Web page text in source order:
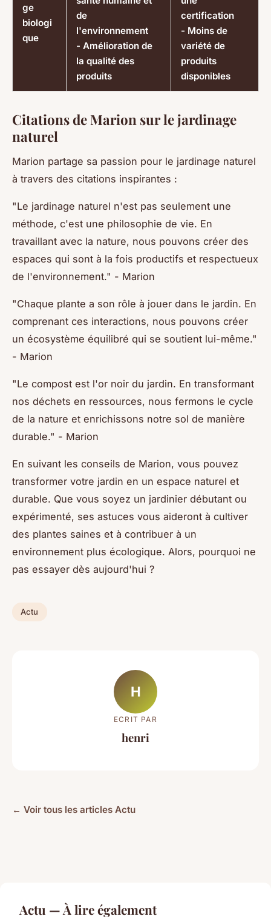
ge
biologi
que
de
l'environnement
- Amélioration de
la qualité des
produits
certification
- Moins de
variété de
produits
disponibles
Citations de Marion sur le jardinage
naturel
Marion partage sa passion pour le jardinage naturel
à travers des citations inspirantes :
"Le jardinage naturel n'est pas seulement une
méthode, c'est une philosophie de vie. En
travaillant avec la nature, nous pouvons créer des
espaces qui sont à la fois productifs et respectueux
de l'environnement." - Marion
"Chaque plante a son rôle à jouer dans le jardin. En
comprenant ces interactions, nous pouvons créer
un écosystème équilibré qui se soutient lui-même."
- Marion
"Le compost est l'or noir du jardin. En transformant
nos déchets en ressources, nous fermons le cycle
de la nature et enrichissons notre sol de manière
durable." - Marion
En suivant les conseils de Marion, vous pouvez
transformer votre jardin en un espace naturel et
durable. Que vous soyez un jardinier débutant ou
expérimenté, ses astuces vous aideront à cultiver
des plantes saines et à contribuer à un
environnement plus écologique. Alors, pourquoi ne
pas essayer dès aujourd'hui ?
Actu
H
ECRIT PAR
henri
← Voir tous les articles Actu
Actu — À lire également